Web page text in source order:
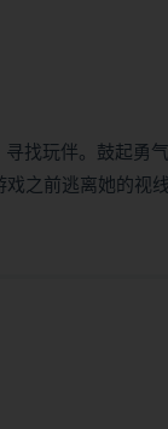
找玩伴。鼓起勇
之前逃离她的视线